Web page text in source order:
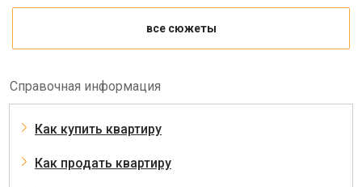
все сюжеты
Справочная информация
Как купить квартиру
Как продать квартиру